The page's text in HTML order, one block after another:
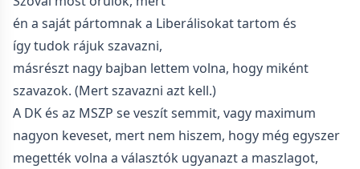
én a saját pártomnak a Liberálisokat tartom és
így tudok rájuk szavazni,
másrészt nagy bajban lettem volna, hogy miként
szavazok. (Mert szavazni azt kell.)
A DK és az MSZP se veszít semmit, vagy maximum
nagyon keveset, mert nem hiszem, hogy még egyszer
megették volna a választók ugyanazt a maszlagot,